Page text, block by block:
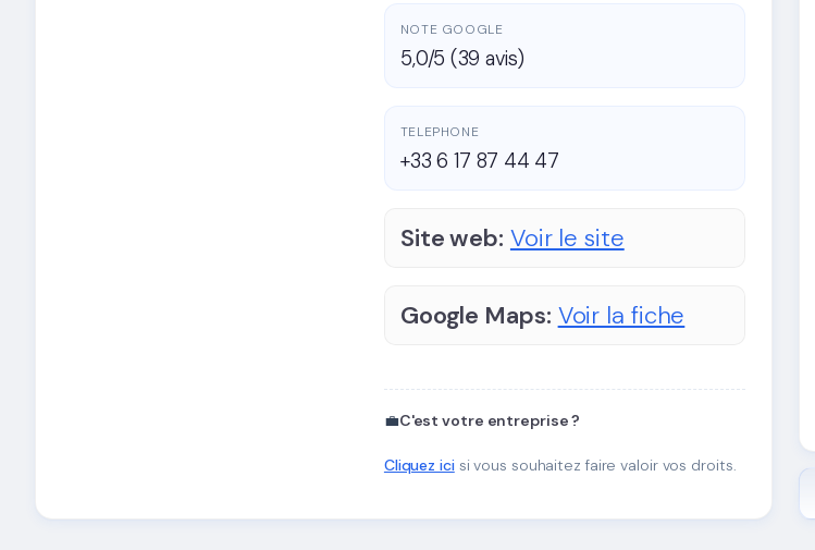
NOTE GOOGLE
5,0/5 (39 avis)
TELEPHONE
+33 6 17 87 44 47
Site web: Voir le site
Google Maps: Voir la fiche
💼C'est votre entreprise ?
Cliquez icisi vous souhaitez faire valoir vos droits.